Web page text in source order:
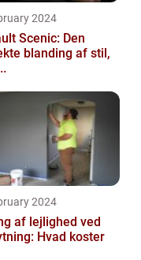
2024
Scenic: Den
blanding af stil,
2024
af lejlighed ved
Hvad koster